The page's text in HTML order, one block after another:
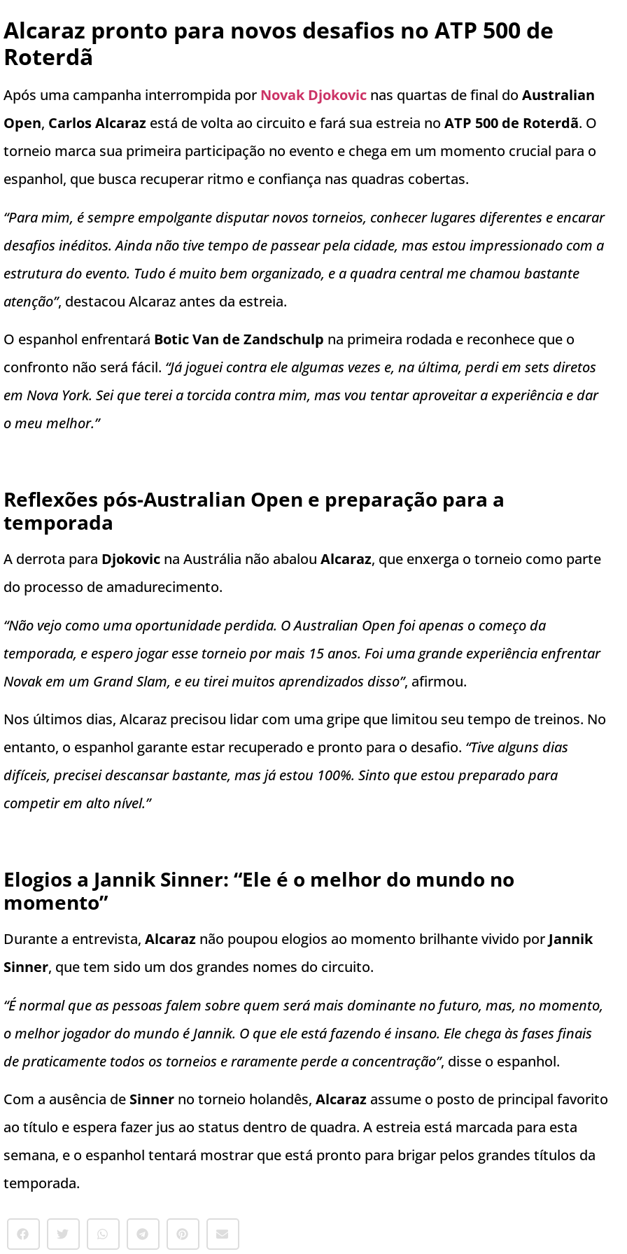
Alcaraz pronto para novos desafios no ATP 500 de
Roterdã
Após uma campanha interrompida por Novak Djokovic nas quartas de final do Australian
Open, Carlos Alcaraz está de volta ao circuito e fará sua estreia no ATP 500 de Roterdã. O
torneio marca sua primeira participação no evento e chega em um momento crucial para o
espanhol, que busca recuperar ritmo e confiança nas quadras cobertas.
“Para mim, é sempre empolgante disputar novos torneios, conhecer lugares diferentes e encarar
desafios inéditos. Ainda não tive tempo de passear pela cidade, mas estou impressionado com a
estrutura do evento. Tudo é muito bem organizado, e a quadra central me chamou bastante
atenção”, destacou Alcaraz antes da estreia.
O espanhol enfrentará Botic Van de Zandschulp na primeira rodada e reconhece que o
confronto não será fácil. “Já joguei contra ele algumas vezes e, na última, perdi em sets diretos
em Nova York. Sei que terei a torcida contra mim, mas vou tentar aproveitar a experiência e dar
o meu melhor.”
Reflexões pós-Australian Open e preparação para a
temporada
A derrota para Djokovic na Austrália não abalou Alcaraz, que enxerga o torneio como parte
do processo de amadurecimento.
“Não vejo como uma oportunidade perdida. O Australian Open foi apenas o começo da
temporada, e espero jogar esse torneio por mais 15 anos. Foi uma grande experiência enfrentar
Novak em um Grand Slam, e eu tirei muitos aprendizados disso”, afirmou.
Nos últimos dias, Alcaraz precisou lidar com uma gripe que limitou seu tempo de treinos. No
entanto, o espanhol garante estar recuperado e pronto para o desafio. “Tive alguns dias
difíceis, precisei descansar bastante, mas já estou 100%. Sinto que estou preparado para
competir em alto nível.”
Elogios a Jannik Sinner: “Ele é o melhor do mundo no
momento”
Durante a entrevista, Alcaraz não poupou elogios ao momento brilhante vivido por Jannik
Sinner, que tem sido um dos grandes nomes do circuito.
“É normal que as pessoas falem sobre quem será mais dominante no futuro, mas, no momento,
o melhor jogador do mundo é Jannik. O que ele está fazendo é insano. Ele chega às fases finais
de praticamente todos os torneios e raramente perde a concentração”, disse o espanhol.
Com a ausência de Sinner no torneio holandês, Alcaraz assume o posto de principal favorito
ao título e espera fazer jus ao status dentro de quadra. A estreia está marcada para esta
semana, e o espanhol tentará mostrar que está pronto para brigar pelos grandes títulos da
temporada.